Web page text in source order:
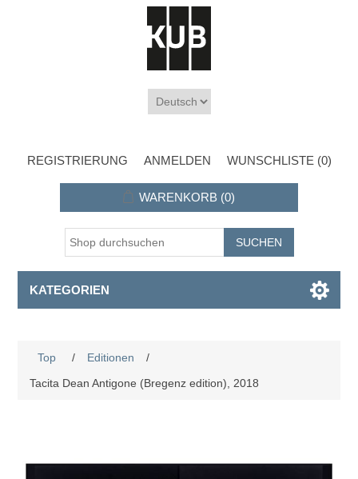
REGISTRIERUNG ANMELDEN WUNSCHLISTE (0)
WARENKORB (0)
KATEGORIEN
Top / Editionen
/
Tacita Dean Antigone (Bregenz edition), 2018